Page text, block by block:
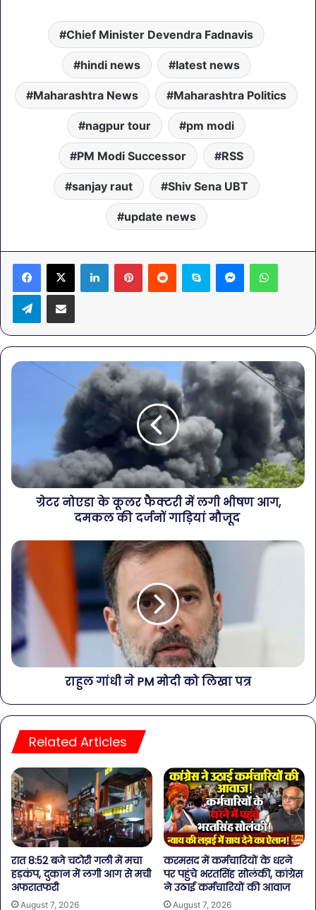
Chief Minister Devendra Fadnavis
hindi news latest news
Maharashtra News Maharashtra Politics
nagpur tour pm modi
PM Modi Successor RSS
sanjay raut Shiv Sena UBT
update news
LinkedInPinterestReddit Skype Messenger
TelegramShare via Email
ग्रेटर नोएडा के कूलर फैक्टरी में लगी भीषण आग,
दमकल की दर्जनों गाड़ियां मौजूद
राहुल गांधी ने PM मोदी को लिखा पत्र
Related Articles
रात 8:52 बजे चटोरी गली में मचा
हड़कंप, दुकान में लगी आग से मची
अफरातफरी
August 7, 2026
करमसद में कर्मचारियों के धरने
पर पहुंचे भरतसिंह सोलंकी, कांग्रेस
ने उठाई कर्मचारियों की आवाज
August 7, 2026